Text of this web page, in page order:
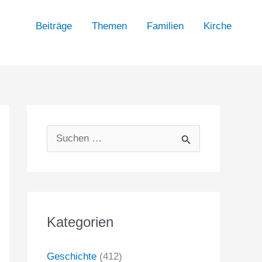
Beiträge Themen Familien Kirche
e
Kategorien
Geschichte (412)